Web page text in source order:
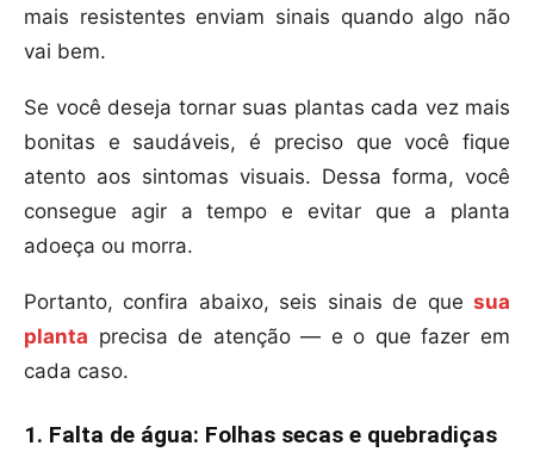
mais resistentes enviam sinais quando algo não
vai bem.
Se você deseja tornar suas plantas cada vez mais
bonitas e saudáveis, é preciso que você fique
atento aos sintomas visuais. Dessa forma, você
consegue agir a tempo e evitar que a planta
adoeça ou morra.
Portanto, confira abaixo, seis sinais de que sua
planta precisa de atenção — e o que fazer em
cada caso.
1. Falta de água: Folhas secas e quebradiças